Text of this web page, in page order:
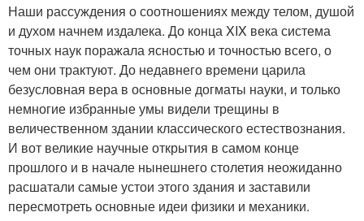
Наши рассуждения о соотношениях между телом, душой
и духом начнем издалека. До конца XIX века система
точных наук поражала ясностью и точностью всего, о
чем они трактуют. До недавнего времени царила
безусловная вера в основные догматы науки, и только
немногие избранные умы видели трещины в
величественном здании классического естествознания.
И вот великие научные открытия в самом конце
прошлого и в начале нынешнего столетия неожиданно
расшатали самые устои этого здания и заставили
пересмотреть основные идеи физики и механики.